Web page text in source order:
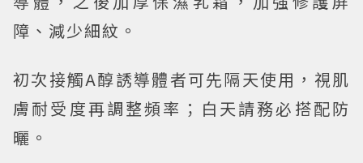
障、減少細紋。
初次接觸A醇誘導體者可先隔天使用，視肌
膚耐受度再調整頻率；白天請務必搭配防
曬。